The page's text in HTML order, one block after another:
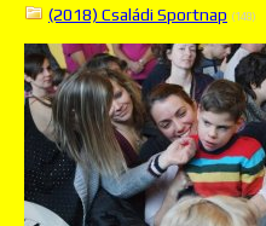
(2018) Családi Sportnap (148)